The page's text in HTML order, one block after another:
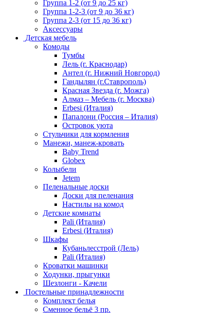
Группа 1-2 (от 9 до 25 кг)
Группа 1-2-3 (от 9 до 36 кг)
Группа 2-3 (от 15 до 36 кг)
Аксессуары
Детская мебель
Комоды
Тумбы
Лель (г. Краснодар)
Антел (г. Нижний Новгород)
Гандылян (г.Ставрополь)
Красная Звезда (г. Можга)
Алмаз – Мебель (г. Москва)
Erbesi (Италия)
Папалони (Россия – Италия)
Островок уюта
Стульчики для кормления
Манежи, манеж-кровать
Baby Trend
Globex
Колыбели
Jetem
Пеленальные доски
Доски для пеленания
Настилы на комод
Детские комнаты
Pali (Италия)
Erbesi (Италия)
Шкафы
Кубаньлесстрой (Лель)
Pali (Италия)
Кроватки машинки
Ходунки, прыгунки
Шезлонги - Качели
Постельные принадлежности
Комплект белья
Сменное бельё 3 пр.